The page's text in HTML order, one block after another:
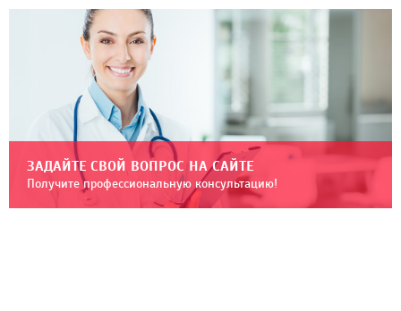
ЗАДАЙТЕ СВОЙ ВОПРОС НА САЙТЕ
Получите профессиональную консультацию!